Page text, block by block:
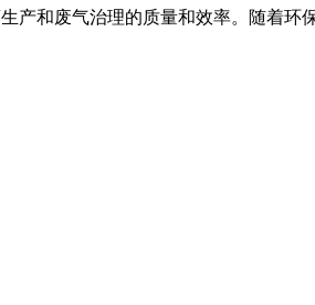
和废气治理的质量和效率。随着环